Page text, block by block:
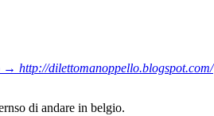
→ http://dilettomanoppello.blogspot.com/
di andare in belgio.